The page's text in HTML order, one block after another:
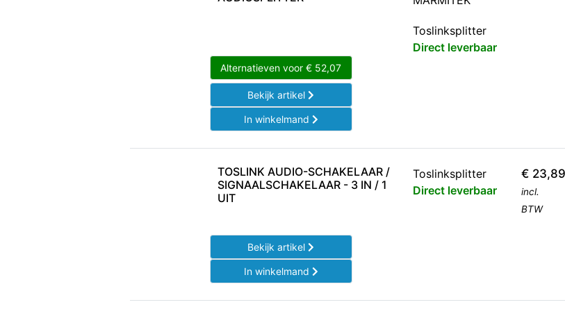
Toslinksplitter
Direct leverbaar
Alternatieven voor€ 52,07
Bekijk artikel
In winkelmand
TOSLINK AUDIO-SCHAKELAAR /
SIGNAALSCHAKELAAR - 3 IN / 1
UIT
Toslinksplitter
Direct leverbaar
€ 23,89
incl.
BTW
Bekijk artikel
In winkelmand